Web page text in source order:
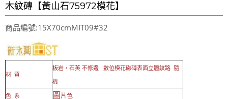
木紋磚【黃山石75972模花】
商品編號:15X70cmMIT09#32
材 質
板岩‧石英 不修邊 數位模花磁磚表面立體紋路 隨
機
色 系 圖片色